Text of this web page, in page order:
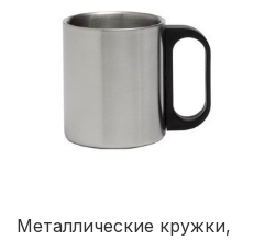
Металлические кружки,